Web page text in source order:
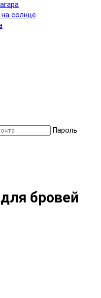
солнце
Пароль
бровей